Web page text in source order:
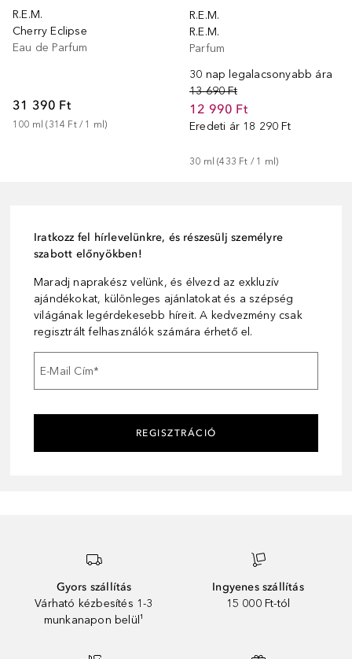
R.E.M.
Cherry Eclipse
Eau de Parfum
31 390 Ft
100 ml (314 Ft / 1 ml)
R.E.M.
R.E.M.
Parfum
30 nap legalacsonyabb ára
13 690 Ft
12 990 Ft
Eredeti ár 18 290 Ft
30 ml (433 Ft / 1 ml)
Iratkozz fel hírlevelünkre, és részesülj személyre
szabott előnyökben!
Maradj naprakész velünk, és élvezd az exkluzív
ajándékokat, különleges ajánlatokat és a szépség
világának legérdekesebb híreit. A kedvezmény csak
regisztrált felhasználók számára érhető el.
E-Mail Cím*
REGISZTRÁCIÓ
Gyors szállítás
Várható kézbesítés 1-3
munkanapon belül¹
Ingyenes szállítás
15 000 Ft-tól